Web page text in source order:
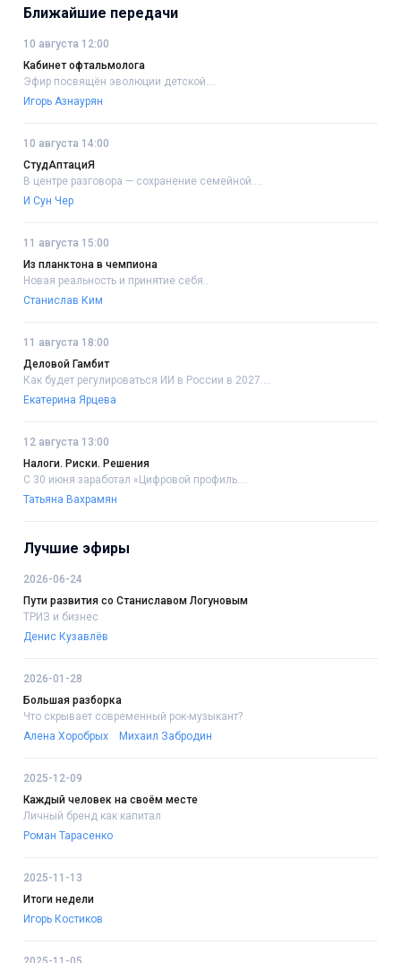
Ближайшие передачи
10 августа 12:00
Кабинет офтальмолога
Эфир посвящён эволюции детской....
Игорь Азнаурян
10 августа 14:00
СтудАптациЯ
В центре разговора — сохранение семейной....
И Сун Чер
11 августа 15:00
Из планктона в чемпиона
Новая реальность и принятие себя..
Станислав Ким
11 августа 18:00
Деловой Гамбит
Как будет регулироваться ИИ в России в 2027....
Екатерина Ярцева
12 августа 13:00
Налоги. Риски. Решения
С 30 июня заработал «Цифровой профиль....
Татьяна Вахрамян
Лучшие эфиры
2026-06-24
Пути развития со Станиславом Логуновым
ТРИЗ и бизнес
Денис Кузавлёв
2026-01-28
Большая разборка
Что скрывает современный рок-музыкант?
Алена Хоробрых
Михаил Забродин
2025-12-09
Каждый человек на своём месте
Личный бренд как капитал
Роман Тарасенко
2025-11-13
Итоги недели
Игорь Костиков